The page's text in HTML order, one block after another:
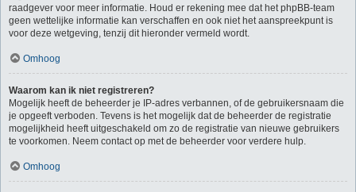
raadgever voor meer informatie. Houd er rekening mee dat het phpBB-team
geen wettelijke informatie kan verschaffen en ook niet het aanspreekpunt is
voor deze wetgeving, tenzij dit hieronder vermeld wordt.
Omhoog
Waarom kan ik niet registreren?
Mogelijk heeft de beheerder je IP-adres verbannen, of de gebruikersnaam die
je opgeeft verboden. Tevens is het mogelijk dat de beheerder de registratie
mogelijkheid heeft uitgeschakeld om zo de registratie van nieuwe gebruikers
te voorkomen. Neem contact op met de beheerder voor verdere hulp.
Omhoog